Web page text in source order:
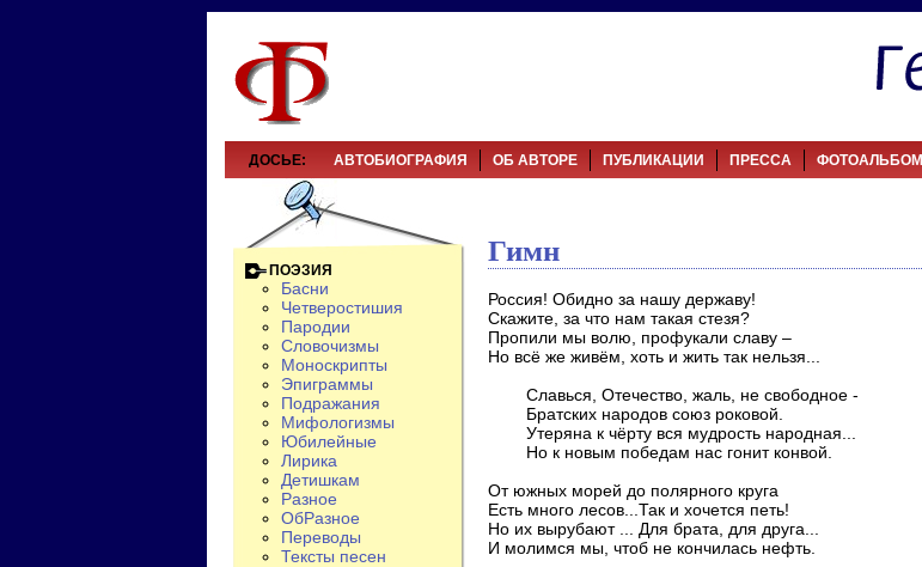
ДОСЬЕ: АВТОБИОГРАФИЯ ОБ АВТОРЕ ПУБЛИКАЦИИ ПРЕССА ФОТОАЛЬБОМ
Гимн
Россия! Обидно за нашу державу!
Скажите, за что нам такая стезя?
Пропили мы волю, профукали славу –
Но всё же живём, хоть и жить так нельзя...
Славься, Отечество, жаль, не свободное -
Братских народов союз роковой.
Утеряна к чёрту вся мудрость народная...
Но к новым победам нас гонит конвой.
От южных морей до полярного круга
Есть много лесов...Так и хочется петь!
Но их вырубают ... Для брата, для друга...
И молимся мы, чтоб не кончилась нефть.
ПОЭЗИЯ
Басни
Четверостишия
Пародии
Словочизмы
Моноскрипты
Эпиграммы
Подражания
Мифологизмы
Юбилейные
Лирика
Детишкам
Разное
ОбРазное
Переводы
Тексты песен